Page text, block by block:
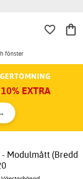
fönster
EXTRA
Modulmått (Bredd